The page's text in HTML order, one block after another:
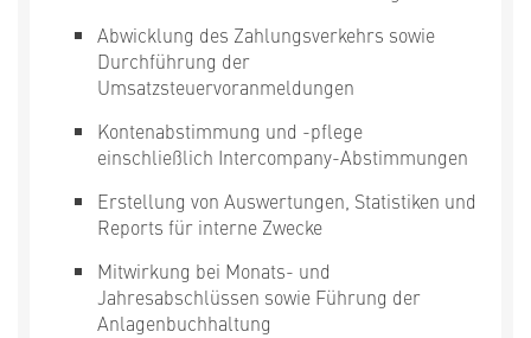
Abwicklung des Zahlungsverkehrs sowie
Durchführung der
Umsatzsteuervoranmeldungen
Kontenabstimmung und -pflege
einschließlich Intercompany-Abstimmungen
Erstellung von Auswertungen, Statistiken und
Reports für interne Zwecke
Mitwirkung bei Monats- und
Jahresabschlüssen sowie Führung der
Anlagenbuchhaltung